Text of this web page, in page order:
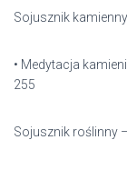
Sojusznik
• Medytacja
255
Sojusznik roślinny